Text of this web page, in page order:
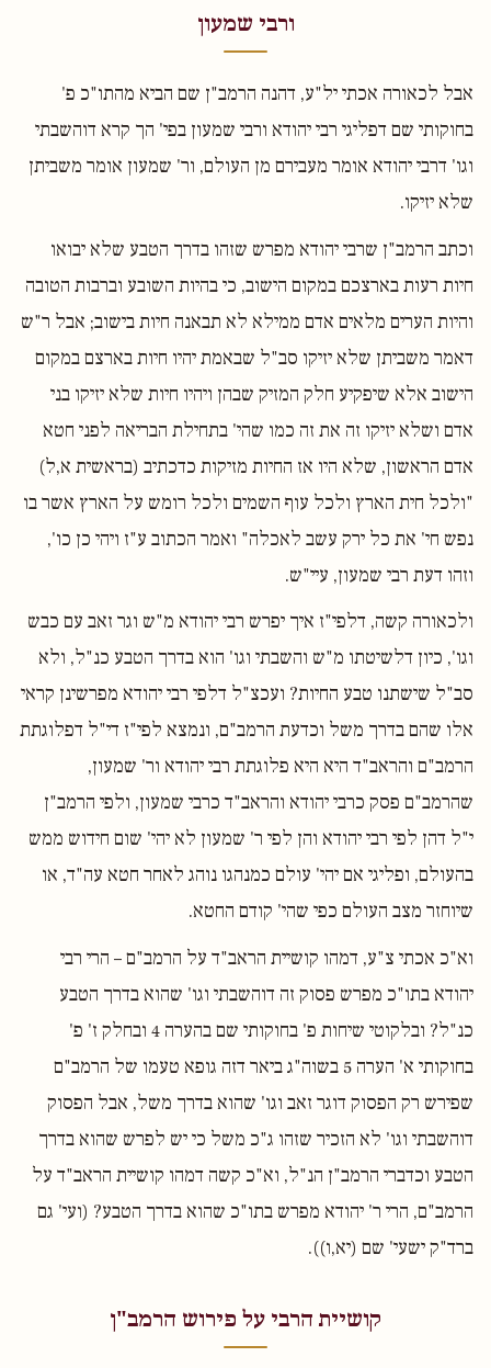
ורבי שמעון
אבל לכאורה אכתי יל"ע, דהנה הרמב"ן שם הביא מהתו"כ פ'
בחוקותי שם דפליגי רבי יהודא ורבי שמעון בפי' הך קרא דוהשבתי
וגו' דרבי יהודא אומר מעבירם מן העולם, ור' שמעון אומר משביתן
שלא יזיקו.
וכתב הרמב"ן שרבי יהודא מפרש שזהו בדרך הטבע שלא יבואו
חיות רעות בארצכם במקום הישוב, כי בהיות השובע וברבות הטובה
והיות הערים מלאים אדם ממילא לא תבאנה חיות בישוב; אבל ר"ש
דאמר משביתן שלא יזיקו סב"ל שבאמת יהיו חיות בארצם במקום
הישוב אלא שיפקיע חלק המזיק שבהן ויהיו חיות שלא יזיקו בני
אדם ושלא יזיקו זה את זה כמו שהי' בתחילת הבריאה לפני חטא
אדם הראשון, שלא היו אז החיות מזיקות כדכתיב (בראשית א,ל)
"ולכל חית הארץ ולכל עוף השמים ולכל רומש על הארץ אשר בו
נפש חי' את כל ירק עשב לאכלה" ואמר הכתוב ע"ז ויהי כן כו',
וזהו דעת רבי שמעון, עיי"ש.
ולכאורה קשה, דלפי"ז איך יפרש רבי יהודא מ"ש וגר זאב עם כבש
וגו', כיון דלשיטתו מ"ש והשבתי וגו' הוא בדרך הטבע כנ"ל, ולא
סב"ל שישתנו טבע החיות? ועכצ"ל דלפי רבי יהודא מפרשינן קראי
אלו שהם בדרך משל וכדעת הרמב"ם, ונמצא לפי"ז די"ל דפלוגתת
הרמב"ם והראב"ד היא היא פלוגתת רבי יהודא ור' שמעון,
שהרמב"ם פסק כרבי יהודא והראב"ד כרבי שמעון, ולפי הרמב"ן
י"ל דהן לפי רבי יהודא והן לפי ר' שמעון לא יהי' שום חידוש ממש
בהעולם, ופליגי אם יהי' עולם כמנהגו נוהג לאחר חטא עה"ד, או
שיוחזר מצב העולם כפי שהי' קודם החטא.
וא"כ אכתי צ"ע, דמהו קושיית הראב"ד על הרמב"ם – הרי רבי
יהודא בתו"כ מפרש פסוק זה דוהשבתי וגו' שהוא בדרך הטבע
כנ"ל? ובלקוטי שיחות פ' בחוקותי שם בהערה 4 ובחלק ז' פ'
בחוקותי א' הערה 5 בשוה"ג ביאר דזה גופא טעמו של הרמב"ם
שפירש רק הפסוק דוגר זאב וגו' שהוא בדרך משל, אבל הפסוק
דוהשבתי וגו' לא הזכיר שזהו ג"כ משל כי יש לפרש שהוא בדרך
הטבע וכדברי הרמב"ן הנ"ל, וא"כ קשה דמהו קושיית הראב"ד על
הרמב"ם, הרי ר' יהודא מפרש בתו"כ שהוא בדרך הטבע? (ועי' גם
ברד"ק ישעי' שם (יא,ו)).
קושיית הרבי על פירוש הרמב"ן